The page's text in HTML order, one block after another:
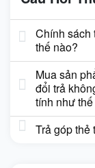
Chính sách
thế nào?
Mua sản
đổi trả
tính như
Trả góp thẻ